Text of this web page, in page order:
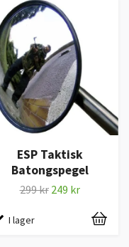
ESP Taktisk
Batongspegel
299 kr 249 kr
I lager